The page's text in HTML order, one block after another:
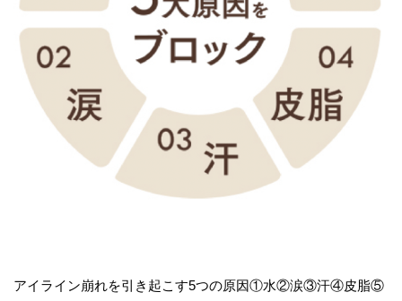
アイライン崩れを引き起こす5つの原因①水②涙③汗④皮脂⑤